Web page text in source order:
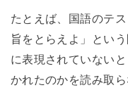
たとえば、国語のテ
旨をとらえよ」とい
に表現されていない
かれたのかを読み取